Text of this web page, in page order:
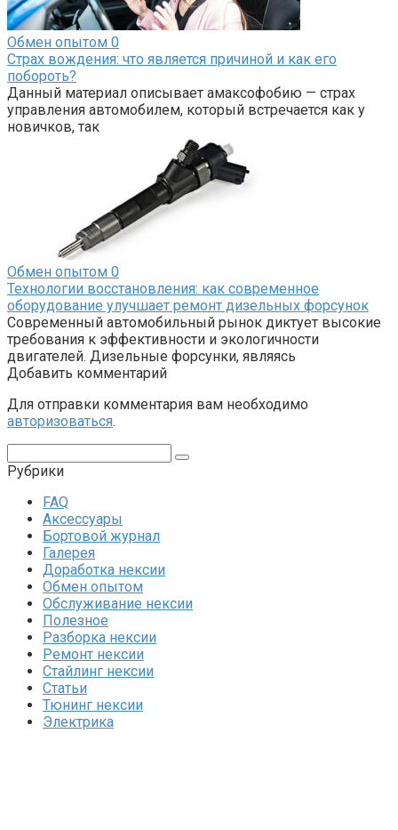
Обмен опытом 0
Страх вождения: что является причиной и как его
побороть?
Данный материал описывает амаксофобию — страх
управления автомобилем, который встречается как у
новичков, так
Обмен опытом 0
Технологии восстановления: как современное
оборудование улучшает ремонт дизельных форсунок
Современный автомобильный рынок диктует высокие
требования к эффективности и экологичности
двигателей. Дизельные форсунки, являясь
Добавить комментарий
Для отправки комментария вам необходимо
авторизоваться.
Рубрики
FAQ
Аксессуары
Бортовой журнал
Галерея
Доработка нексии
Обмен опытом
Обслуживание нексии
Полезное
Разборка нексии
Ремонт нексии
Стайлинг нексии
Статьи
Тюнинг нексии
Электрика